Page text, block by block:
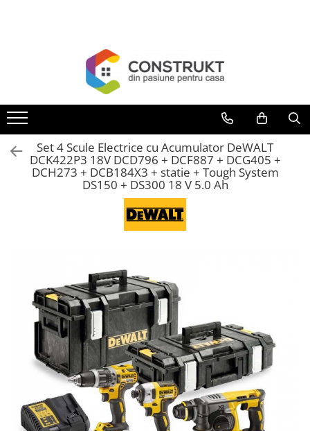
Termoseminee, seminee si sobe
Cazane pe combustibil solid
Cazane pe combustibil gazos/lichid
Termostate de ambient
Aeroterme si destratificatoare de
Radiatoare si convectoare
Panouri radiante si incalzitoare cu
infrarosu
Solutii de curatare si tratare
Schimbatoare de caldura
Pompe de caldura
Contoare energie termica
Sisteme de degivrare
Incalzitoare pe motorina / gaz
Set 4 Scule Electrice cu Acumulator DeWALT
DCK422P3 18V DCD796 + DCF887 + DCG405 +
DCH273 + DCB184X3 + statie + Tough System
DS150 + DS300 18 V 5.0 Ah